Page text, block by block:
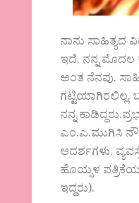
ನಾನು ಸಾಹಿತ್ಯದ
ಇದೆ. ನನ್ನ
ಅಂತ ನೆನಪು.‌
ನನ್ನ
ಎಂ.ಎ.ಮುಗಿಸಿ
ಆದರ್ಶಗಳು,
ಹೊಯ್ಸಳ
ಇದ್ದರು).‌